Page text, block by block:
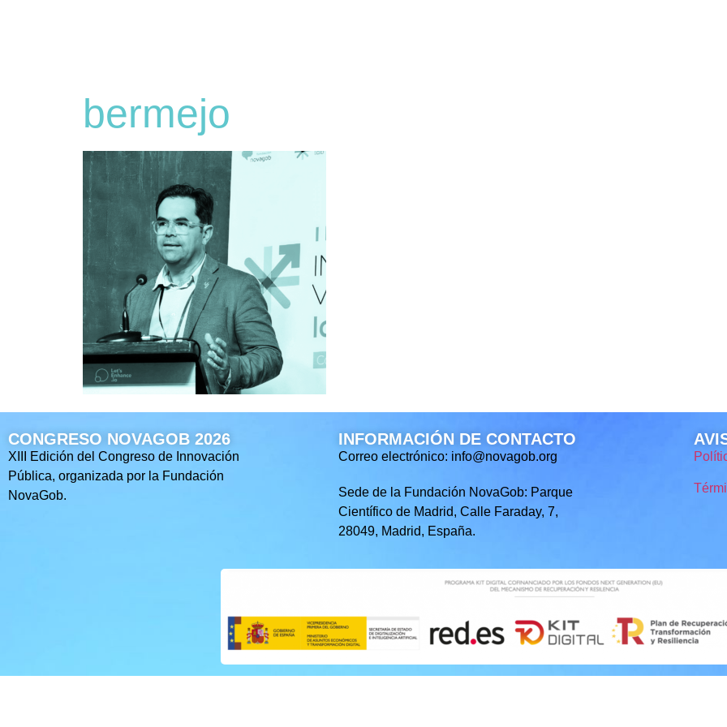
bermejo
CONGRESO NOVAGOB 2026
XIII Edición del Congreso de Innovación
Pública, organizada por la Fundación
NovaGob.
INFORMACIÓN DE CONTACTO
Correo electrónico: info@novagob.org
Sede de la Fundación NovaGob: Parque
Científico de Madrid, Calle Faraday, 7,
28049, Madrid, España.